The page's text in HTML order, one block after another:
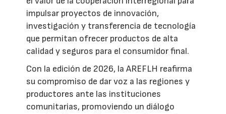
impulsar proyectos de innovación,
investigación y transferencia de tecnología
que permitan ofrecer productos de alta
calidad y seguros para el consumidor final.
Con la edición de 2026, la AREFLH reafirma
su compromiso de dar voz a las regiones y
productores ante las instituciones
comunitarias, promoviendo un diálogo